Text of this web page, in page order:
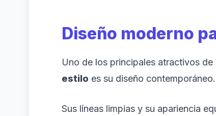
Diseño moderno
Uno de los principales atractivos de
estilo es su diseño contemporáneo.
Sus líneas limpias y su apariencia